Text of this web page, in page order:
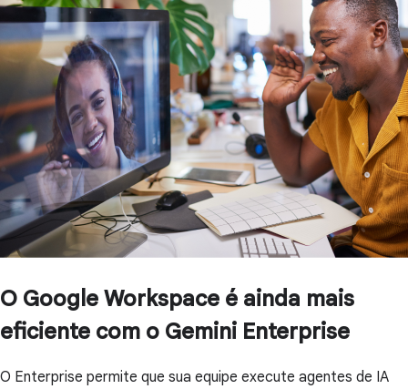
O Google Workspace é ainda mais
eficiente com o Gemini Enterprise
O Enterprise permite que sua equipe execute agentes de IA